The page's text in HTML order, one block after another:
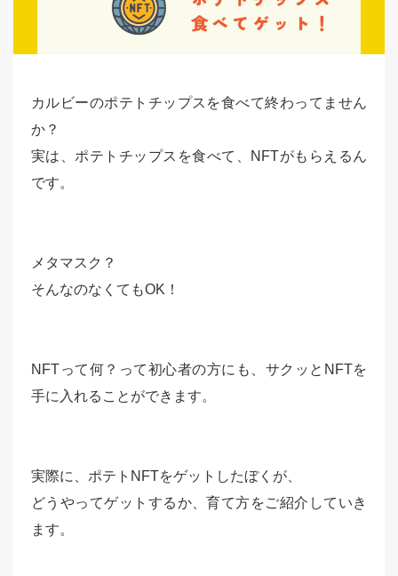
カルビーのポテトチップスを食べて終わってません
か？
実は、ポテトチップスを食べて、NFTがもらえるん
です。
メタマスク？
そんなのなくてもOK！
NFTって何？って初心者の方にも、サクッとNFTを
手に入れることができます。
実際に、ポテトNFTをゲットしたぼくが、
どうやってゲットするか、育て方をご紹介していき
ます。